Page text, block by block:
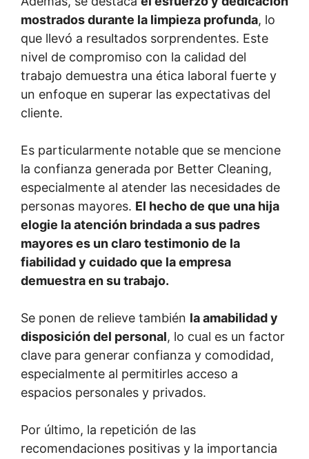
mostrados durante la limpieza profunda, lo
que llevó a resultados sorprendentes. Este
nivel de compromiso con la calidad del
trabajo demuestra una ética laboral fuerte y
un enfoque en superar las expectativas del
cliente.
Es particularmente notable que se mencione
la confianza generada por Better Cleaning,
especialmente al atender las necesidades de
personas mayores. El hecho de que una hija
elogie la atención brindada a sus padres
mayores es un claro testimonio de la
fiabilidad y cuidado que la empresa
demuestra en su trabajo.
Se ponen de relieve también la amabilidad y
disposición del personal, lo cual es un factor
clave para generar confianza y comodidad,
especialmente al permitirles acceso a
espacios personales y privados.
Por último, la repetición de las
recomendaciones positivas y la importancia